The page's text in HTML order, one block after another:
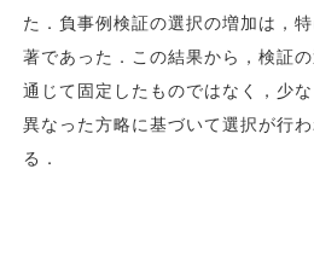
た．負事例検証の選択の増加は，
著であった．この結果から，検証
通じて固定したものではなく，少
異なった方略に基づいて選択が行
る．